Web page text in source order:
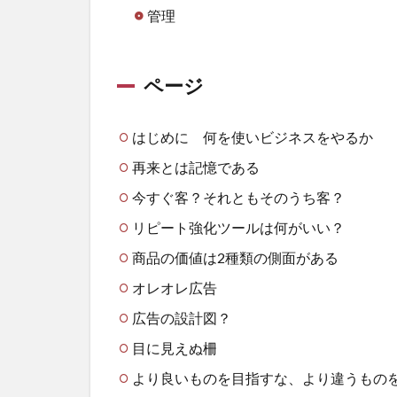
管理
ページ
はじめに 何を使いビジネスをやるか
再来とは記憶である
今すぐ客？それともそのうち客？
リピート強化ツールは何がいい？
商品の価値は2種類の側面がある
オレオレ広告
広告の設計図？
目に見えぬ柵
より良いものを目指すな、より違うもの